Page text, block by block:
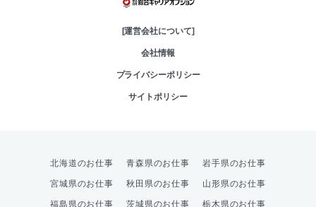
[運営会社について]
会社情報
プライバシーポリシー
サイトポリシー
北海道のお仕事 青森県のお仕事 岩手県のお仕事
宮城県のお仕事 秋田県のお仕事 山形県のお仕事
福島県のお仕事 茨城県のお仕事 栃木県のお仕事